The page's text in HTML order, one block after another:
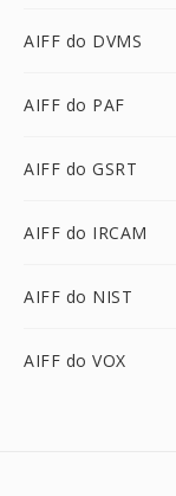
AIFF do DVMS
AIFF do PAF
AIFF do GSRT
AIFF do IRCAM
AIFF do NIST
AIFF do VOX